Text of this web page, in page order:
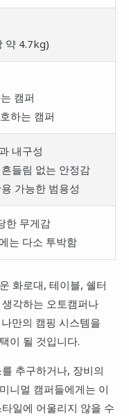
약 4.7kg)
캠퍼
하는 캠퍼
내구성
들림 없는 안정감
가능한 범용성
한 무게감
는 다소 투박함
화로대, 테이블, 쉘터
각하는 오토캠퍼나
만의 캠핑 시스템을
이 될 것입니다.
추구하거나, 장비의
니멀 캠퍼들에게는 이
일에 어울리지 않을 수